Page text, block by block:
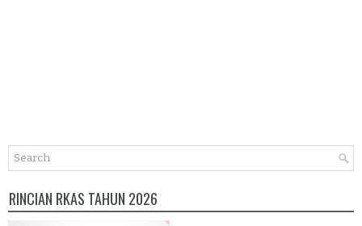
RINCIAN RKAS TAHUN 2026